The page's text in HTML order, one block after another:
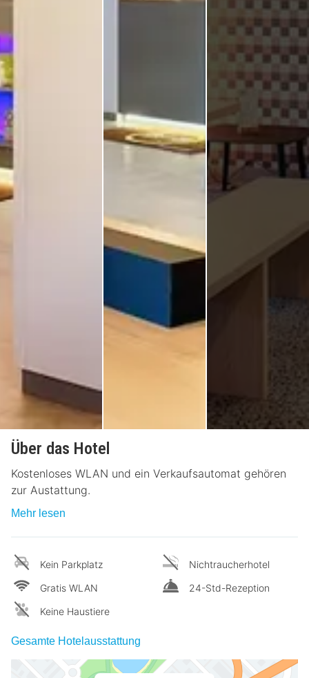
Über das Hotel
Kostenloses WLAN und ein Verkaufsautomat gehören
zur Austattung.
Mehr lesen
Kein Parkplatz
Gratis WLAN
Keine Haustiere
Nichtraucherhotel
24-Std-Rezeption
Gesamte Hotelausstattung